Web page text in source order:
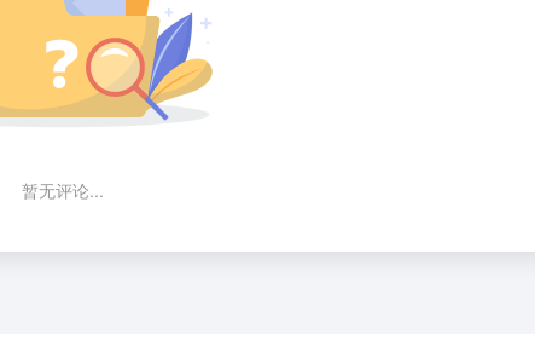
暂无评论...